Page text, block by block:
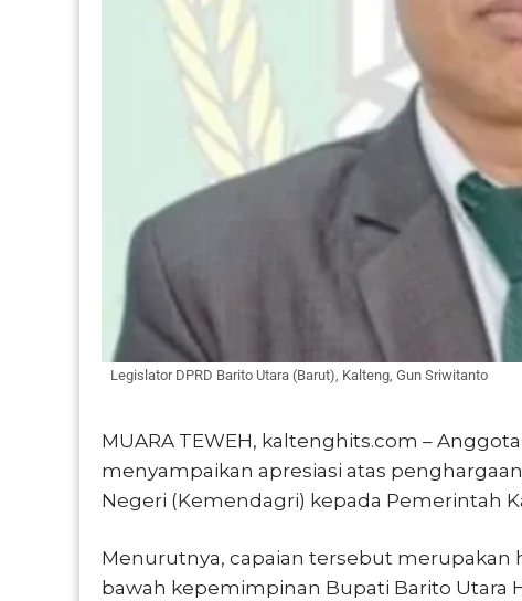
Legislator DPRD Barito Utara (Barut), Kalteng, Gun Sriwitanto
MUARA TEWEH, kaltenghits.com –
menyampaikan apresiasi atas
Negeri (Kemendagri) kepada Pemerintah
Menurutnya, capaian tersebut merupakan
bawah kepemimpinan Bupati Barito Utara